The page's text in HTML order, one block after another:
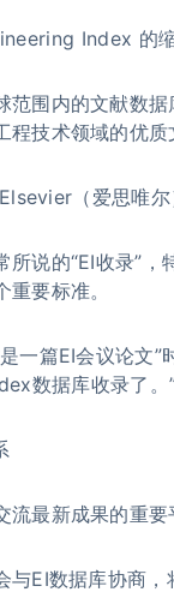
Index 的缩
范围内的文献数
技术领域的优质
（爱思唯尔
所说的“EI收录”
要标准。
一篇EI会议论文
数据库收录了。
流最新成果的重
与EI数据库协商，